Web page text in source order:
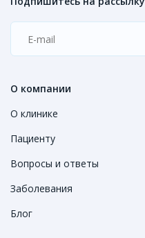
О компании
О клинике
Пациенту
Вопросы и ответы
Заболевания
Блог